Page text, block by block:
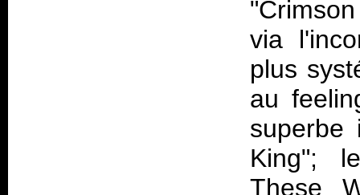
via
plus
au
superbe
King";
These